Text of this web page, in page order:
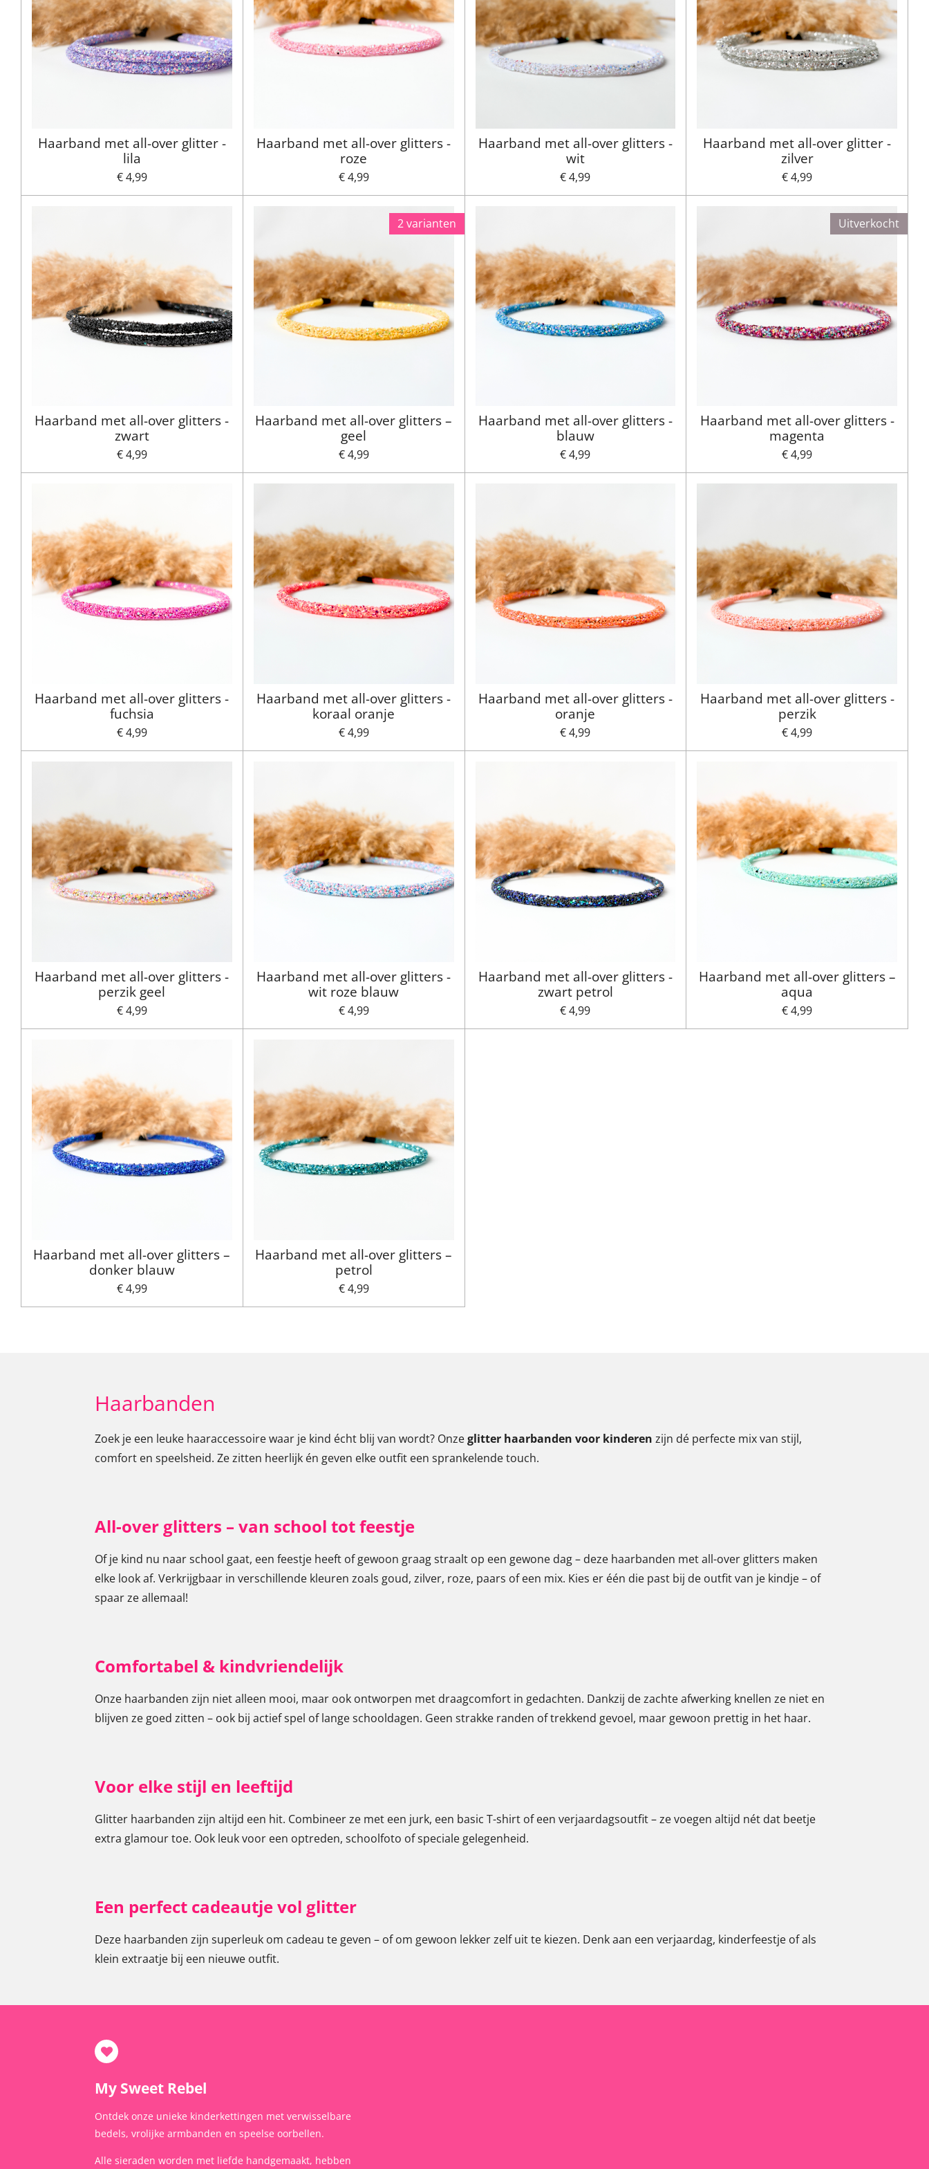
Haarband met all-over glitter -
lila
€ 4,99
Haarband met all-over glitters -
roze
€ 4,99
Haarband met all-over glitters -
wit
€ 4,99
Haarband met all-over glitter -
zilver
€ 4,99
Haarband met all-over glitters -
zwart
€ 4,99
2 varianten
Haarband met all-over glitters –
geel
€ 4,99
Haarband met all-over glitters -
blauw
€ 4,99
Uitverkocht
Haarband met all-over glitters -
magenta
€ 4,99
Haarband met all-over glitters -
fuchsia
€ 4,99
Haarband met all-over glitters -
koraal oranje
€ 4,99
Haarband met all-over glitters -
oranje
€ 4,99
Haarband met all-over glitters -
perzik
€ 4,99
Haarband met all-over glitters -
perzik geel
€ 4,99
Haarband met all-over glitters -
wit roze blauw
€ 4,99
Haarband met all-over glitters -
zwart petrol
€ 4,99
Haarband met all-over glitters –
aqua
€ 4,99
Haarband met all-over glitters –
donker blauw
€ 4,99
Haarband met all-over glitters –
petrol
€ 4,99
Haarbanden
Zoek je een leuke haaraccessoire waar je kind écht blij van wordt? Onzeglitter haarbanden voor kinderen zijn dé perfecte mix van stijl,
comfort en speelsheid. Ze zitten heerlijk én geven elke outfit een sprankelende touch.
All-over glitters – van school tot feestje
Of je kind nu naar school gaat, een feestje heeft of gewoon graag straalt op een gewone dag – deze haarbanden met all-over glitters maken
elke look af. Verkrijgbaar in verschillende kleuren zoals goud, zilver, roze, paars of een mix. Kies er één die past bij de outfit van je kindje – of
spaar ze allemaal!
Comfortabel & kindvriendelijk
Onze haarbanden zijn niet alleen mooi, maar ook ontworpen met draagcomfort in gedachten. Dankzij de zachte afwerking knellen ze niet en
blijven ze goed zitten – ook bij actief spel of lange schooldagen. Geen strakke randen of trekkend gevoel, maar gewoon prettig in het haar.
Voor elke stijl en leeftijd
Glitter haarbanden zijn altijd een hit. Combineer ze met een jurk, een basic T-shirt of een verjaardagsoutfit – ze voegen altijd nét dat beetje
extra glamour toe. Ook leuk voor een optreden, schoolfoto of speciale gelegenheid.
Een perfect cadeautje vol glitter
Deze haarbanden zijn superleuk om cadeau te geven – of om gewoon lekker zelf uit te kiezen. Denk aan een verjaardag, kinderfeestje of als
klein extraatje bij een nieuwe outfit.
My Sweet Rebel
Ontdek onze unieke kinderkettingen met verwisselbare
bedels, vrolijke armbanden en speelse oorbellen.
Alle sieraden worden met liefde handgemaakt, hebben